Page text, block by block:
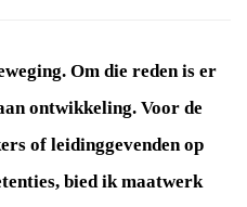
Om die reden is er
ontwikkeling. Voor de
of leidinggevenden op
bied ik maatwerk